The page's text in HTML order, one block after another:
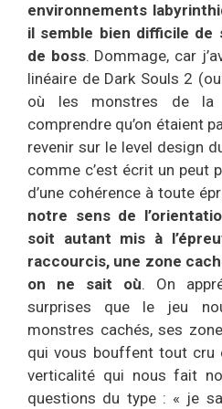
environnements
il semble bien difficile
de boss. Dommage, car
linéaire de Dark Souls 2
où les monstres de la
comprendre qu’on étaient
revenir sur le level design
comme c’est écrit un peut
d’une cohérence à toute
notre sens de
soit autant mis à
raccourcis, une zone
on ne sait où. On
surprises que le jeu
monstres cachés, ses
qui vous bouffent tout cru
verticalité qui nous fait
questions du type : « je